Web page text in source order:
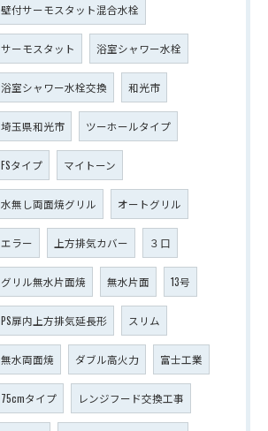
壁付サーモスタット混合水栓
サーモスタット 浴室シャワー水栓
浴室シャワー水栓交換 和光市
埼玉県和光市 ツーホールタイプ
FSタイプ マイトーン
水無し両面焼グリル オートグリル
エラー 上方排気カバー ３口
グリル無水片面焼 無水片面 13号
PS扉内上方排気延長形 スリム
無水両面焼 ダブル高火力 富士工業
75cmタイプ レンジフード交換工事